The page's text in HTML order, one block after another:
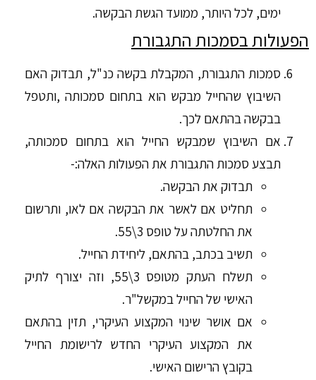
ימים, לכל היותר, ממועד הגשת הבקשה.
הפעולות בסמכות התגבורת
סמכות התגבורת, המקבלת בקשה כנ"ל, תבדוק האם
השיבוץ שהחייל מבקש הוא בתחום סמכותה ,ותטפל
בבקשה בהתאם לכך.
אם השיבוץ שמבקש החייל הוא בתחום סמכותה,
תבצע סמכות התגבורת את הפעולות האלה:-
תבדוק את הבקשה.
תחליט אם לאשר את הבקשה אם לאו, ותרשום
את החלטתה על טופס 3\55.
תשיב בכתב, בהתאם, ליחידת החייל.
תשלח העתק מטופס 3\55, וזה יצורף לתיק
האישי של החייל במקשל"ר.
אם אושר שינוי המקצוע העיקרי, תזין בהתאם
את המקצוע העיקרי החדש לרישומת החייל
בקובץ הרישום האישי.